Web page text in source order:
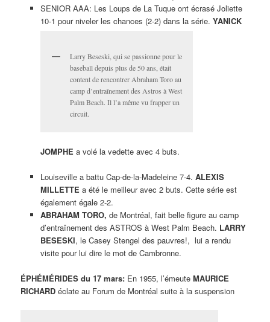
SENIOR AAA: Les Loups de La Tuque ont écrasé Joliette
10-1 pour niveler les chances (2-2) dans la série. YANICK
Larry Beseski, qui se passionne pour le
baseball depuis plus de 50 ans, était
content de rencontrer Abraham Toro au
camp d’entraînement des Astros à West
Palm Beach. Il l’a même vu frapper un
circuit.
JOMPHE a volé la vedette avec 4 buts.
Louiseville a battu Cap-de-la-Madeleine 7-4. ALEXIS
MILLETTE a été le meilleur avec 2 buts. Cette série est
également égale 2-2.
ABRAHAM TORO, de Montréal, fait belle figure au camp
d’entraînement des ASTROS à West Palm Beach. LARRY
BESESKI, le Casey Stengel des pauvres!, lui a rendu
visite pour lui dire le mot de Cambronne.
ÉPHÉMÉRIDES du 17 mars: En 1955, l’émeuteMAURICE
RICHARD éclate au Forum de Montréal suite à la suspension